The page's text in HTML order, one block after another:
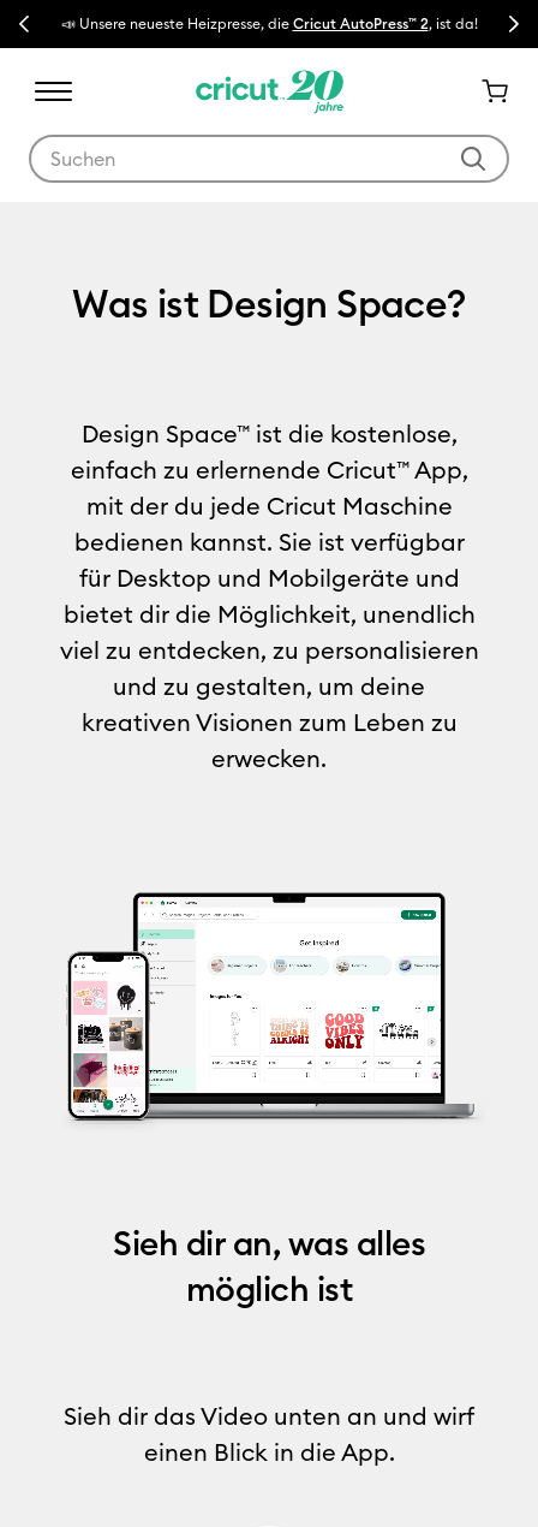
Previous📣 Unsere neueste Heizpresse, dieCricut AutoPress™ 2 , ist da! 🔥
Next
Was ist Design Space?
Design Space™ ist die kostenlose,
einfach zu erlernende Cricut™ App,
mit der du jede Cricut Maschine
bedienen kannst. Sie ist verfügbar
für Desktop und Mobilgeräte und
bietet dir die Möglichkeit, unendlich
viel zu entdecken, zu personalisieren
und zu gestalten, um deine
kreativen Visionen zum Leben zu
erwecken.
Sieh dir an, was alles
möglich ist
Sieh dir das Video unten an und wirf
einen Blick in die App.